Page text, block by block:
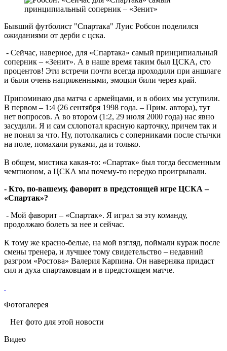
Бывший футболист "Спартака" Луис Робсон поделился
ожиданиями от дерби с цска.
- Сейчас, наверное, для «Спартака» самый принципиальный
соперник – «Зенит». А в наше время таким был ЦСКА, сто
процентов! Эти встречи почти всегда проходили при аншлаге
и были очень напряженными, эмоции били через край.
Припоминаю два матча с армейцами, и в обоих мы уступили.
В первом – 1:4 (26 сентября 1998 года. – Прим. автора), тут
нет вопросов. А во втором (1:2, 29 июля 2000 года) нас явно
засудили. Я и сам схлопотал красную карточку, причем так и
не понял за что. Ну, потолкались с соперниками после стычки
на поле, помахали руками, да и только.
В общем, мистика какая-то: «Спартак» был тогда бессменным
чемпионом, а ЦСКА мы почему-то нередко проигрывали.
- Кто, по-вашему, фаворит в предстоящей игре ЦСКА –
«Спартак»?
- Мой фаворит – «Спартак». Я играл за эту команду,
продолжаю болеть за нее и сейчас.
К тому же красно-белые, на мой взгляд, поймали кураж после
смены тренера, и лучшее тому свидетельство – недавний
разгром «Ростова» Валерия Карпина. Он наверняка придаст
сил и духа спартаковцам и в предстоящем матче.
Фотогалерея
Нет фото для этой новости
Видео